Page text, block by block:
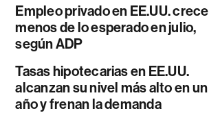
Empleo privado en EE.UU. crece
menos de lo esperado en julio,
según ADP
Tasas hipotecarias en EE.UU.
alcanzan su nivel más alto en un
año y frenan la demanda